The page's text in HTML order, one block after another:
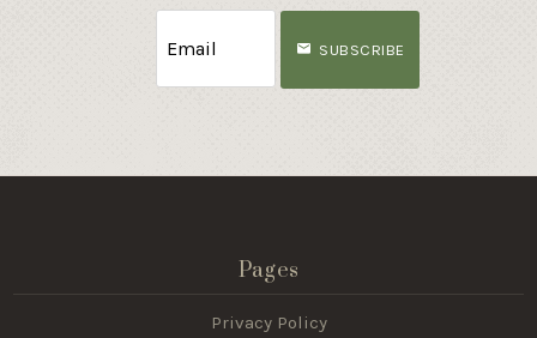
SUBSCRIBE
Pages
Privacy Policy